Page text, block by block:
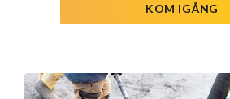
KOM IGÅNG